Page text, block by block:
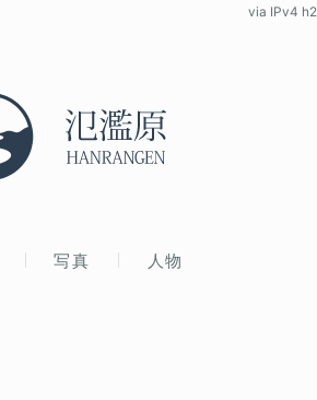
写真 人物
via IPv4 h2